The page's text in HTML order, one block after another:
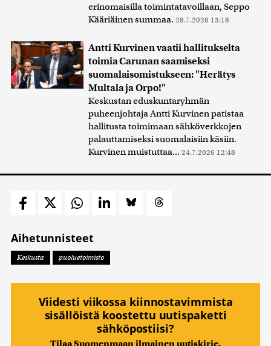
erinomaisilla toimintatavoillaan, Seppo
Kääriäinen summaa. 28.7.2026 13:18
Antti Kurvinen vaatii hallitukselta
toimia Carunan saamiseksi
suomalaisomistukseen: "Herätys
Multala ja Orpo!"
Keskustan eduskuntaryhmän
puheenjohtaja Antti Kurvinen patistaa
hallitusta toimimaan sähköverkkojen
palauttamiseksi suomalaisiin käsiin.
Kurvinen muistuttaa... 24.7.2026 12:48
Aihetunnisteet
Keskusta puoluetoimisto
Viidesti viikossa kiinnostavimmista
sisällöistä koostettu uutispaketti
sähköpostiisi?